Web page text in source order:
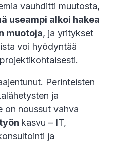
vauhditti muutosta,
useampi alkoi hakea
muotoja, ja yritykset
voi hyödyntää
Perinteisten
ja
on noussut vahva
kasvu – IT,
ja